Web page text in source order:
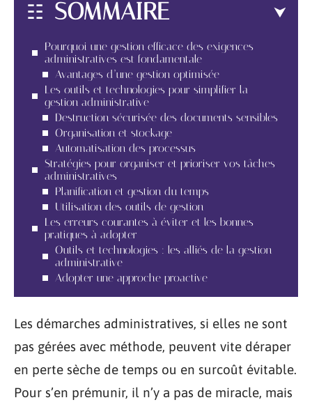
SOMMAIRE
Pourquoi une gestion efficace des exigences
administratives est fondamentale
Avantages d’une gestion optimisée
Les outils et technologies pour simplifier la
gestion administrative
Destruction sécurisée des documents sensibles
Organisation et stockage
Automatisation des processus
Stratégies pour organiser et prioriser vos tâches
administratives
Planification et gestion du temps
Utilisation des outils de gestion
Les erreurs courantes à éviter et les bonnes
pratiques à adopter
Outils et technologies : les alliés de la gestion
administrative
Adopter une approche proactive
Les démarches administratives, si elles ne sont
pas gérées avec méthode, peuvent vite déraper
en perte sèche de temps ou en surcoût évitable.
Pour s’en prémunir, il n’y a pas de miracle, mais